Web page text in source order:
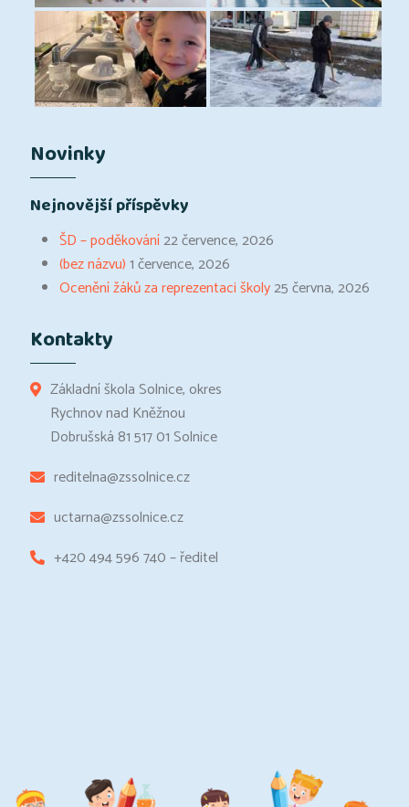
Novinky
Nejnovější příspěvky
ŠD – poděkování22 července, 2026
(bez názvu)1 července, 2026
Ocenění žáků za reprezentaci školy25 června, 2026
Kontakty
Základní škola Solnice, okres
Rychnov nad Kněžnou
Dobrušská 81 517 01 Solnice
reditelna@zssolnice.cz
uctarna@zssolnice.cz
+420 494 596 740 – ředitel